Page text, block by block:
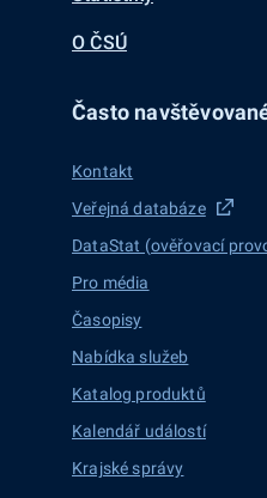
O ČSÚ
Často
Kontakt
Veřejná databáze
DataStat (ověřovací
Pro média
Časopisy
Nabídka služeb
Katalog produktů
Kalendář událostí
Krajské správy